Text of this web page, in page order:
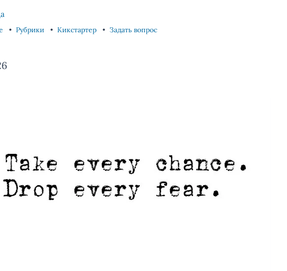
Рубрики Кикстартер Задать вопрос